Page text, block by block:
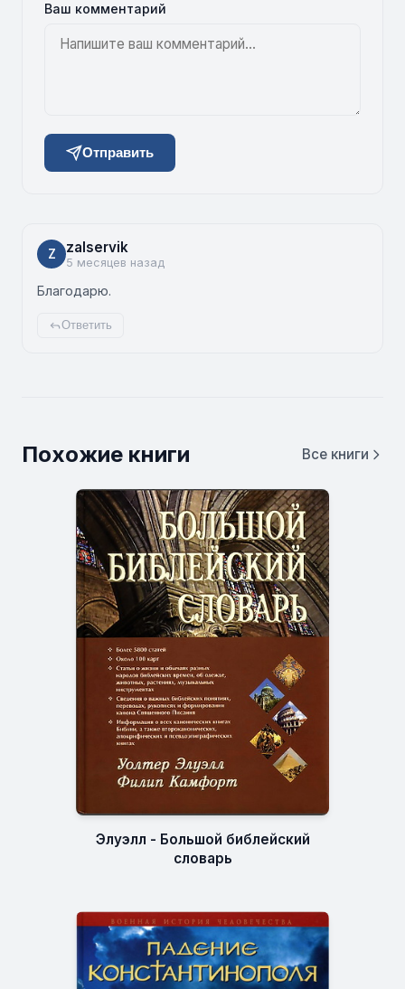
Ваш комментарий
Отправить
Z zalservik
5 месяцев назад
Благодарю.
Ответить
Похожие книги Все книги
Элуэлл - Большой библейский
словарь